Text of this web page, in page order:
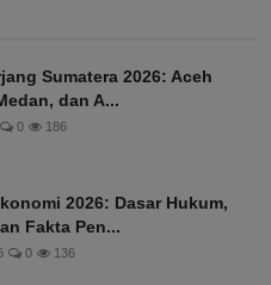
Sumatera 2026: Aceh
dan A...
0 186
2026: Dasar Hukum,
Fakta Pen...
0 136